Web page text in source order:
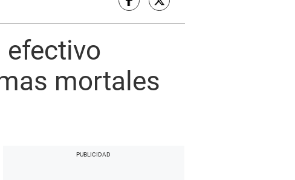
efectivo
mortales